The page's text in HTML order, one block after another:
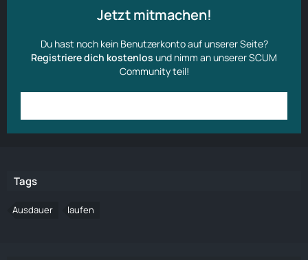
Jetzt mitmachen!
Du hast noch kein Benutzerkonto auf unserer Seite?
Registriere dich kostenlos und nimm an unserer SCUM
Community teil!
Tags
Ausdauer laufen